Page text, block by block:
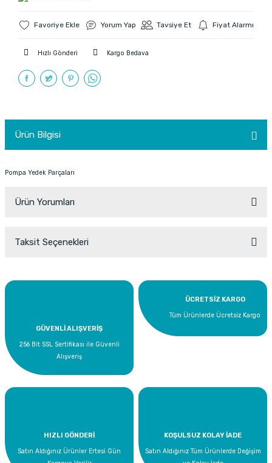
Yorum Yap Tavsiye Et Fiyat Alarmı
Hızlı Gönderi Kargo Bedava
Ürün Bilgisi
Pompa Yedek Parçaları
Ürün Yorumları
Yorum Yaz
Taksit Seçenekleri
GÜVENLİ ALIŞVERİŞ
256 Bit SSL Sertifikası ile Güvenli
Alışveriş
ÜCRETSİZ KARGO
Tüm Ürünlerde Ücretsiz Kargo
HIZLI GÖNDERİ
Satın Aldığınız Ürünler Ertesi Gün
KOŞULSUZ KOLAY İADE
Satın Aldığınız Tüm Ürünlerde Değişim